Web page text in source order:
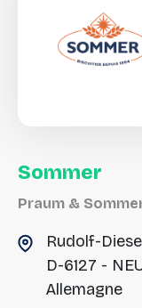
Sommer
Praum &
Rudolf-
D-6127 -
Allemagne